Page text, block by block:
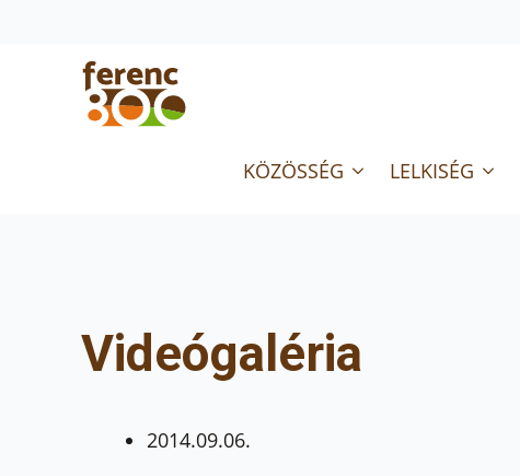
KÖZÖSSÉG LELKISÉG
Videógaléria
2014.09.06.